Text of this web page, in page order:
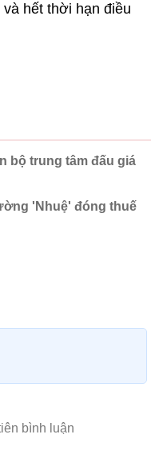
hết thời hạn điều
bộ trung tâm đấu giá
'Nhuệ' đóng thuế